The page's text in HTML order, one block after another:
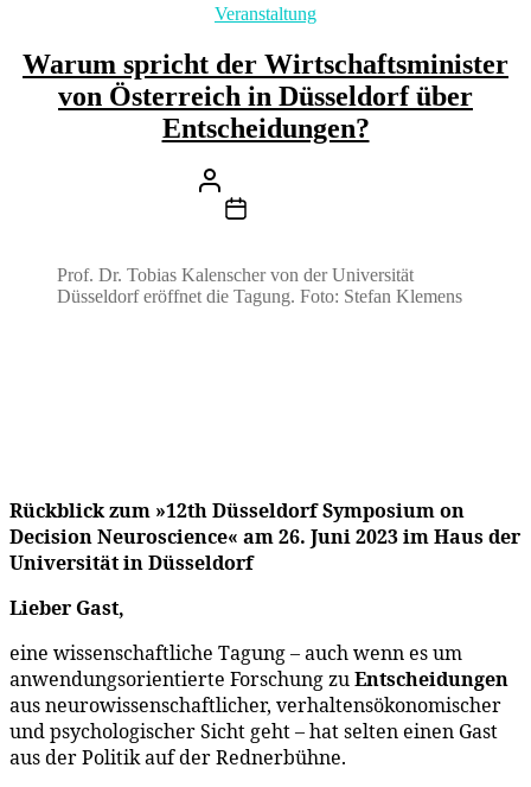
Kategorien
Veranstaltung
Warum spricht der Wirtschaftsminister
von Österreich in Düsseldorf über
Entscheidungen?
Beitragsautor
Beitragsdatum
Prof. Dr. Tobias Kalenscher von der Universität
Düsseldorf eröffnet die Tagung. Foto: Stefan Klemens
Rückblick zum »12th Düsseldorf Symposium on
Decision Neuroscience« am 26. Juni 2023 im Haus der
Universität in Düsseldorf
Lieber Gast,
eine wissenschaftliche Tagung – auch wenn es um
anwendungsorientierte Forschung zuEntscheidungen
aus neurowissenschaftlicher, verhaltensökonomischer
und psychologischer Sicht geht – hat selten einen Gast
aus der Politik auf der Rednerbühne.